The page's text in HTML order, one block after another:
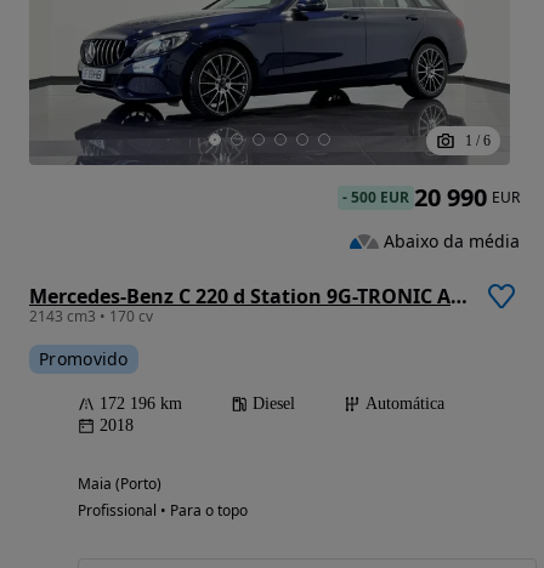
1 / 6
Mercedes-Benz C 220 d Station 9G-TRONIC Avantgarde
2143 cm3 • 170 cv
Promovido
172 196 km Diesel
Automática
2018
Maia (Porto)
Profissional • Para o topo
-500 EUR 20 990 EUR
Abaixo da média